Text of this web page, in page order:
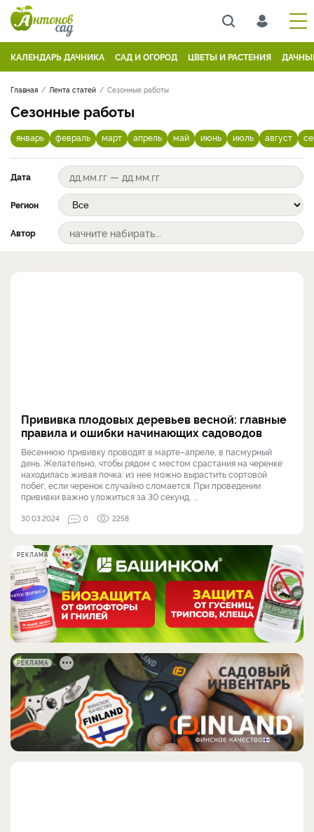
КАЛЕНДАРЬ ДАЧНИКА САД И ОГОРОД ЦВЕТЫ И РАСТЕНИЯ
Главная Лента статей Сезонные работы
Сезонные работы
январь февраль март апрель май июнь июль август
Дата
Регион
Автор
Прививка плодовых деревьев весной: главные
правила и ошибки начинающих садоводов
Весеннюю прививку проводят в марте–апреле, в пасмурный
день. Желательно, чтобы рядом с местом срастания на черенке
находилась живая почка: из нее можно вырастить сортовой
побег, если черенок случайно сломается. При проведении
прививки важно уложиться за 30 секунд, ...
30.03.2024 0 2258
РЕКЛАМА
РЕКЛАМА